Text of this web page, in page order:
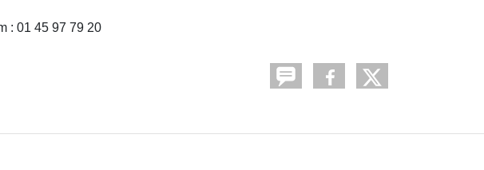
: 01 45 97 79 20